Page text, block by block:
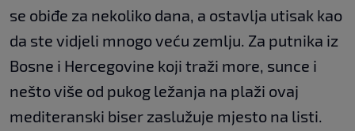
se obiđe za nekoliko dana, a ostavlja utisak kao
da ste vidjeli mnogo veću zemlju. Za putnika iz
Bosne i Hercegovine koji traži more, sunce i
nešto više od pukog ležanja na plaži ovaj
mediteranski biser zaslužuje mjesto na listi.